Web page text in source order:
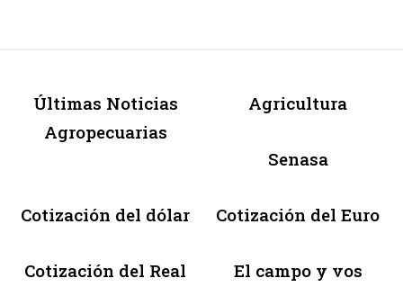
Últimas Noticias
Agropecuarias
Agricultura
Senasa
Cotización del dólar Cotización del Euro
Cotización del Real El campo y vos